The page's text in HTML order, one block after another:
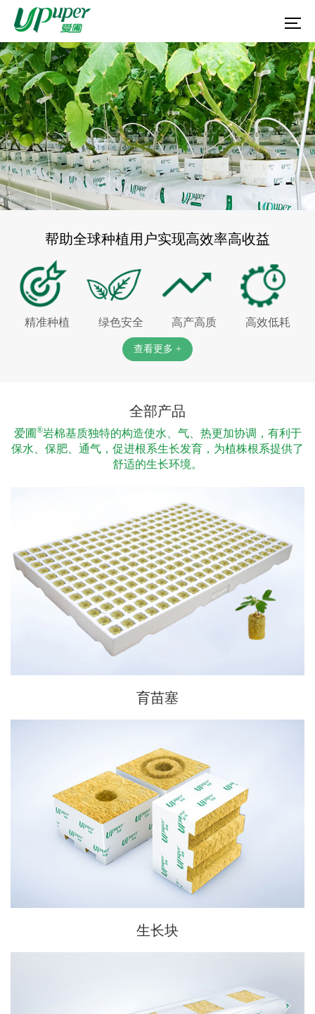
帮助全球种植用户实现高效率高收益
精准种植 绿色安全 高产高质 高效低耗
查看更多 +
全部产品
爱圃 ®岩棉基质独特的构造使水、气、热更加协调，有利于
保水、保肥、通气，促进根系生长发育，为植株根系提供了
舒适的生长环境。
育苗塞
生长块